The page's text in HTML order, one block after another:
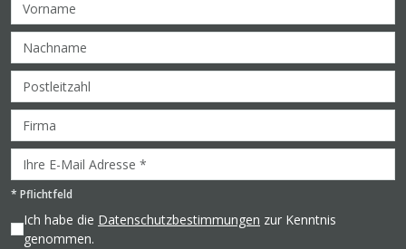
* Pflichtfeld
Ich habe die Datenschutzbestimmungen zur Kenntnis
genommen.